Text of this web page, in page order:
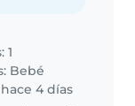
1
Bebé
4 días